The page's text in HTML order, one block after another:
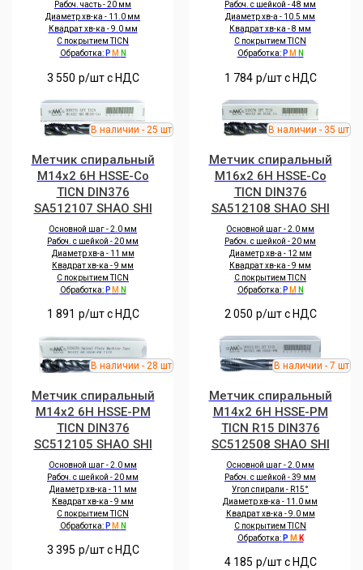
Рабоч. часть - 20 мм
Диаметр хв-ка - 11.0 мм
Квадрат хв-ка - 9.0 мм
С покрытием TICN
Обработка: P M N
3 550 р/шт c НДС
Рабоч. с шейкой - 48 мм
Диаметр хв-а - 10.5 мм
Квадрат хв-ка - 8 мм
С покрытием TICN
Обработка: P M N
1 784 р/шт c НДС
Метчик спиральный
M14x2 6H HSSE-Co
TICN DIN376
SA512107 SHAO SHI
Основной шаг - 2.0 мм
Рабоч. с шейкой - 20 мм
Диаметр хв-а - 11 мм
Квадрат хв-ка - 9 мм
С покрытием TICN
Обработка: P M N
1 891 р/шт c НДС
Метчик спиральный
M16x2 6H HSSE-Co
TICN DIN376
SA512108 SHAO SHI
Основной шаг - 2.0 мм
Рабоч. с шейкой - 20 мм
Диаметр хв-а - 12 мм
Квадрат хв-ка - 9 мм
С покрытием TICN
Обработка: P M N
2 050 р/шт c НДС
Метчик спиральный
M14x2 6H HSSE-PM
TICN DIN376
SC512105 SHAO SHI
Основной шаг - 2.0 мм
Рабоч. с шейкой - 20 мм
Диаметр хв-ка - 11 мм
Квадрат хв-ка - 9 мм
С покрытием TICN
Обработка: P M N
3 395 р/шт c НДС
Метчик спиральный
M14x2 6H HSSE-PM
TICN R15 DIN376
SC512508 SHAO SHI
Основной шаг - 2.0 мм
Рабоч. с шейкой - 39 мм
Угол спирали - R15°
Диаметр хв-ка - 11.0 мм
Квадрат хв-ка - 9.0 мм
С покрытием TICN
Обработка: P M K
4 185 р/шт c НДС